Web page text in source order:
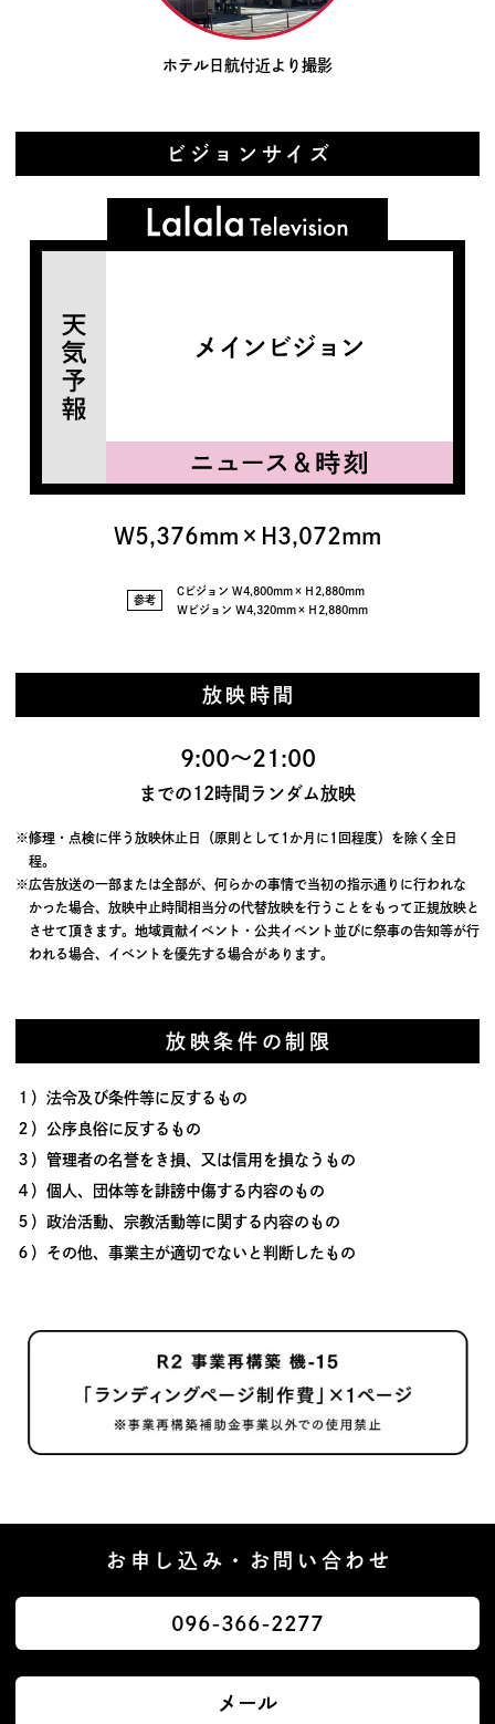
ホテル日航付近より撮影
ビジョンサイズ
W5,376mm×H3,072mm
参考
Cビジョン W4,800mm×Ｈ2,880mm
Ｗビジョン Ｗ4,320mm×Ｈ2,880mm
放映時間
9:00〜21:00
までの12時間ランダム放映
※修理・点検に伴う放映休止日（原則として1か月に1回程度）を除く全日
程。
※広告放送の一部または全部が、何らかの事情で当初の指示通りに行われな
かった場合、放映中止時間相当分の代替放映を行うことをもって正規放映と
させて頂きます。地域貢献イベント・公共イベント並びに祭事の告知等が行
われる場合、イベントを優先する場合があります。
放映条件の制限
１）法令及び条件等に反するもの
２）公序良俗に反するもの
３）管理者の名誉をき損、又は信用を損なうもの
４）個人、団体等を誹謗中傷する内容のもの
５）政治活動、宗教活動等に関する内容のもの
６）その他、事業主が適切でないと判断したもの
お申し込み・お問い合わせ
096-366-2277
メール